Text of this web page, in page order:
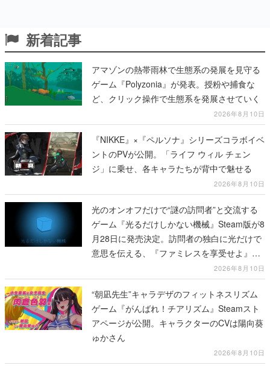
新着記事
アマゾンの熱帯雨林で生態系の発展を見守る
ゲーム『Polyzonia』が発表。授粉や捕食な
ど、クリック操作で生態系を発展させていく
2026年8月10日
『NIKKE』×『ペルソナ』シリーズコラボイベ
ントのPVが公開。「ライフ ウィル チェン
ジ」に乗せ、各キャラたちが背中で魅せる
2026年8月10日
光のオンオフだけで“謎の訪問者”と交流する
ゲーム『光るだけしかない機械』Steam版が8
月28日に発売決定。訪問者の独白に光だけで
意思を伝える、『ファミレスを享受せよ』開
2026年8月10日
“朝凪先生”キャラデザのフィットネスリズム
ゲーム『がんばれ！チアリズム』Steamスト
アページが公開。キャラクターのCVは陽向葵
ゅかさん
2026年8月10日